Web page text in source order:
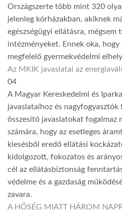
Országszerte több mint 320
jelenleg kórházakban, akiknek
egészségügyi ellátásra, mégsem
intézményeket. Ennek oka,
megfelelő gyermekvédelmi
Az MKIK javaslatai az
04
A Magyar Kereskedelmi és
javaslataihoz és nagyfogyasztók
összesítő javaslatokat fogalmaz
számára, hogy az esetleges
kiesésből eredő ellátási
kidolgozott, fokozatos és
cél az ellátásbiztonság
védelme és a gazdaság
zavara.
A HŐSÉG MIATT HÁROM